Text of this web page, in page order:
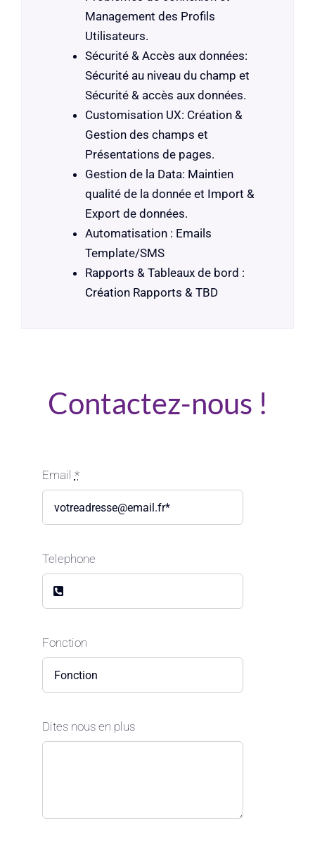
Management des Profils
Utilisateurs.
Sécurité & Accès aux données:
Sécurité au niveau du champ et
Sécurité & accès aux données.
Customisation UX: Création &
Gestion des champs et
Présentations de pages.
Gestion de la Data: Maintien
qualité de la donnée et Import &
Export de données.
Automatisation : Emails
Template/SMS
Rapports & Tableaux de bord :
Création Rapports & TBD
Contactez-nous !
Email *
Telephone
Fonction
Dites nous en plus